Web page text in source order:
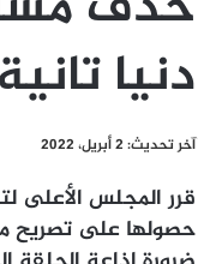
دنيا تانية
آخر تحديث: 2 أبريل، 2022
قرر المجلس الأعلى
حصولها على تصريح